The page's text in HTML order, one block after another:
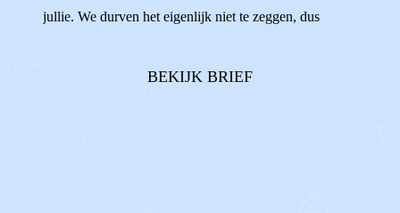
jullie. We durven het eigenlijk niet te zeggen, dus
BEKIJK BRIEF